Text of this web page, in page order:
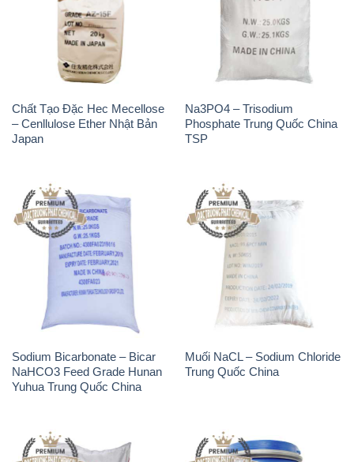
Chất Tạo Đặc Hec Mecellose
– Cenllulose Ether Nhật Bản
Japan
Na3PO4 – Trisodium
Phosphate Trung Quốc China
TSP
Sodium Bicarbonate – Bicar
NaHCO3 Feed Grade Hunan
Yuhua Trung Quốc China
Muối NaCL – Sodium Chloride
Trung Quốc China